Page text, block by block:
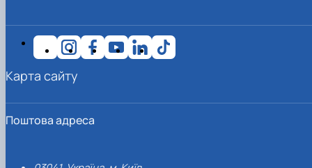
Поштова адреса
Карта сайту